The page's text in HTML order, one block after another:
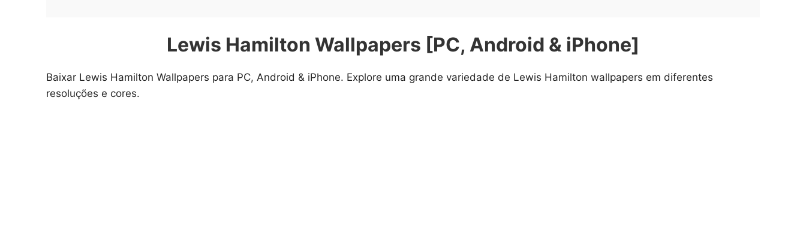
Lewis Hamilton Wallpapers [PC, Android & iPhone]
Baixar Lewis Hamilton Wallpapers para PC, Android & iPhone. Explore uma grande variedade de Lewis Hamilton wallpapers em diferentes
resoluções e cores.